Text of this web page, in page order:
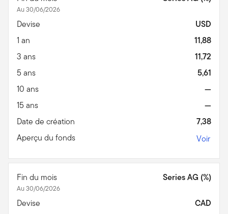
Au 30/06/2026
Devise
USD
1 an
11,88
3 ans
11,72
5 ans
5,61
10 ans
—
15 ans
—
Date de création
7,38
Aperçu du fonds
Voir
Fin du mois
Au 30/06/2026
Series AG (%)
Devise
CAD